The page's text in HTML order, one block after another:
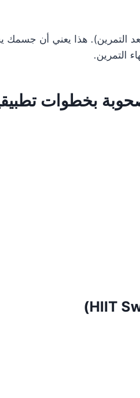
التمرين). هذا يعني أن جسمك
التمرين.